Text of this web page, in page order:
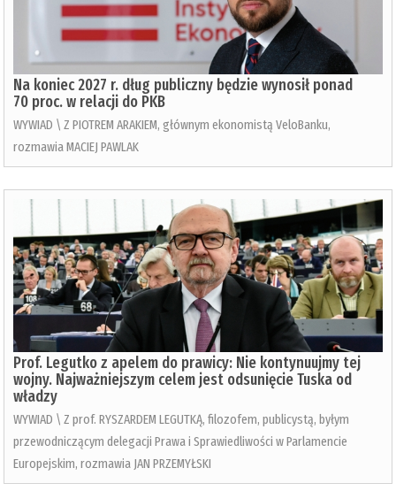
Na koniec 2027 r. dług publiczny będzie wynosił ponad
70 proc. w relacji do PKB
WYWIAD \ Z PIOTREM ARAKIEM, głównym ekonomistą VeloBanku,
rozmawia MACIEJ PAWLAK
Prof. Legutko z apelem do prawicy: Nie kontynuujmy tej
wojny. Najważniejszym celem jest odsunięcie Tuska od
władzy
WYWIAD \ Z prof. RYSZARDEM LEGUTKĄ, filozofem, publicystą, byłym
przewodniczącym delegacji Prawa i Sprawiedliwości w Parlamencie
Europejskim, rozmawia JAN PRZEMYŁSKI